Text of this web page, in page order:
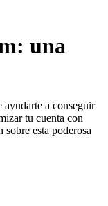
una
ayudarte a conseguir
tu cuenta con
esta poderosa